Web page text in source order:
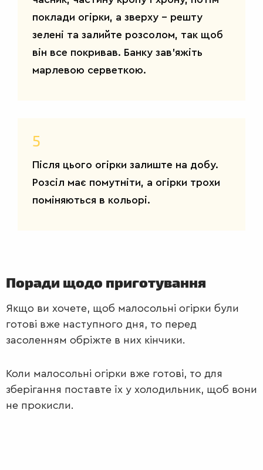
поклади огірки, а зверху – решту
зелені та залийте розсолом, так щоб
він все покривав. Банку зав'яжіть
марлевою серветкою.
5
Після цього огірки залиште на добу.
Розсіл має помутніти, а огірки трохи
поміняються в кольорі.
Поради щодо приготування
Якщо ви хочете, щоб малосольні огірки були
готові вже наступного дня, то перед
засоленням обріжте в них кінчики.
Коли малосольні огірки вже готові, то для
зберігання поставте їх у холодильник, щоб вони
не прокисли.